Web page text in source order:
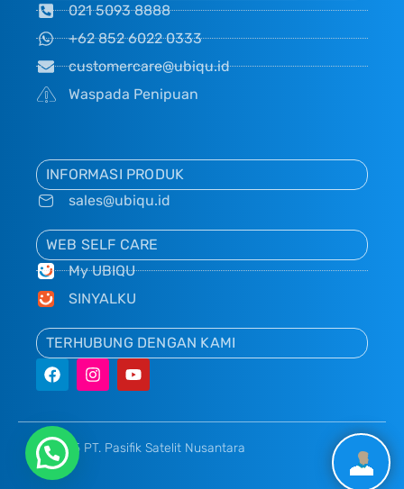
021 5093 8888
+62 852 6022 0333
customercare@ubiqu.id
Waspada Penipuan
INFORMASI PRODUK
sales@ubiqu.id
WEB SELF CARE
My UBIQU
SINYALKU
TERHUBUNG DENGAN KAMI
© 2025 PT. Pasifik Satelit Nusantara
Chat via WhatsApp